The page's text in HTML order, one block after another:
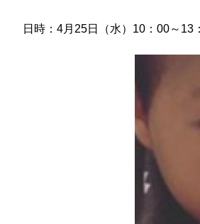
日時：4月25日（水）10：00～13